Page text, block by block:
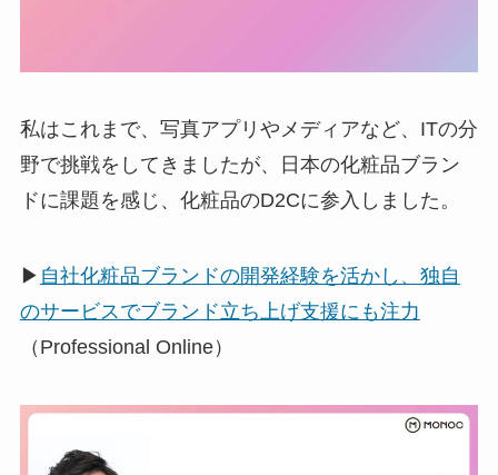
私はこれまで、写真アプリやメディアなど、ITの分
野で挑戦をしてきましたが、日本の化粧品ブラン
ドに課題を感じ、化粧品のD2Cに参入しました。
▶ 自社化粧品ブランドの開発経験を活かし、独自
のサービスでブランド立ち上げ支援にも注力
（Professional Online）